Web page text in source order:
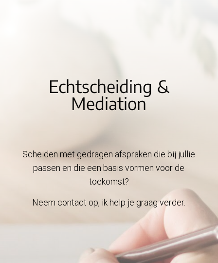
Echtscheiding &
Mediation
Scheiden met gedragen afspraken die bij jullie
passen en die een basis vormen voor de
toekomst?
Neem contact op, ik help je graag verder.